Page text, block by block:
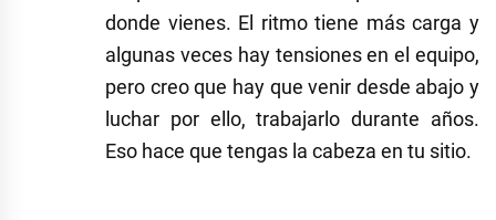
donde vienes. El ritmo tiene más carga y
algunas veces hay tensiones en el equipo,
pero creo que hay que venir desde abajo y
luchar por ello, trabajarlo durante años.
Eso hace que tengas la cabeza en tu sitio.